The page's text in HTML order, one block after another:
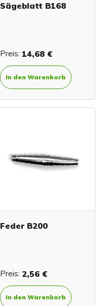
Sägeblatt B168
Preis: 14,68 €
In den Warenkorb
Feder B200
Preis: 2,56 €
In den Warenkorb